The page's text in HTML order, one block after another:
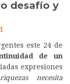
desafío y
este 24 de
de un
expresiones
necesita